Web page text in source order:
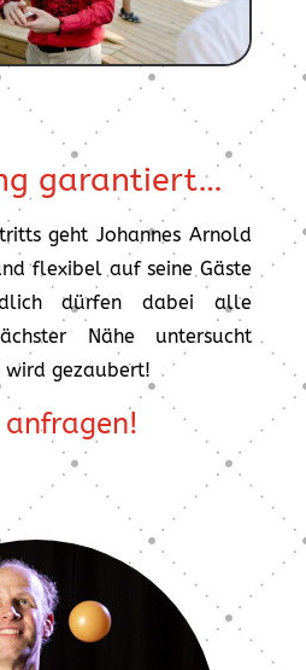
garantiert…
geht Johannes Arnold
flexibel auf seine Gäste
dürfen dabei alle
Nähe untersucht
gezaubert!